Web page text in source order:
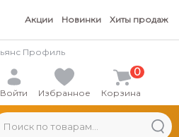
Акции Новинки Хиты продаж
Войти Избранное Корзина
0